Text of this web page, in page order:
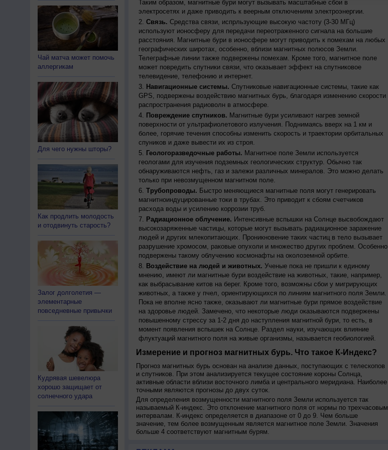
Чай матча может помочь
аллергикам
Для чего нужны шторы?
Как продлить молодость
и отодвинуть старость?
Залог долголетия —
элементарные
повседневные привычки
Кудрявая шевелюра
хорошо защищает от
солнечного удара
Таким образом, магнитные бури могут вызывать масштабные сбои в
электросетях и даже приводить к веерным отключениям электроэнергии.
Связь. Средства связи, испрльзующие высокую частоту (3-30 МГц)
используют ионосферу для передачи переотраженного сигнала на большие
расстояния. Магнитные бури в ионосфере могут приводить к помехам на любых
географических широтах, особенно, вблизи магнитных полюсов Земли.
Телеграфные линии также подвержены помехам. Кроме того, магнитное поле
может повредить спутники связи, что оказывает эффект на спутниковое
телевидение, телефонию и интернет.
Навигационные системы. Спутниковые навигационные системы, такие как
GPS, подвержены воздействию магнитных бурь, благодаря изменению скорости
распространения радиоволн в атмосфере.
Повреждение спутников. Магнитные бури усиливают нагрев земной
поверхности от ультрафиолетового излучения. Поднимаясь вверх на 1 км и
более, горячие течения способны изменить скорость и траектории орбитальных
спуников и даже вывести их из строя.
Геологоразведочные работы. Магнитное поле Земли используется
геологами для изучения подземных геологических структур. Обычно так
обнаруживаются нефть, газ и залежи различных минералов. Это можно делать
только при невозмущенном магнитном поле.
Трубопроводы. Быстро меняющиеся магнитные поля могут генерировать
магнитноиндуцированные токи в трубах. Это приводит к сбоям счетчиков
расхода воды и усилению коррозии труб.
Радиационное облучение. Интенсивные вспышки на Солнце высвобождают
высокозаряженные частицы, которые могут вызывать радиационное заражение
людей и других млекопитающих. Проникновение таких частиц в тело вызывает
разрушение хромосом, раковые опухоли и множество других проблем. Особенно
подвержены такому облучению космонафты на околоземной орбите.
Воздействие на людей и животных. Ученые пока не пришли к единому
мнению, имеют ли магнитные бури воздействие на животных, такие, например,
как выбрасывание китов на берег. Кроме того, возможны сбои у мигрирующих
животных, а также у пчел, ориентирующихся по линиям магнитного поля Земли.
Пока не вполне ясно также, оказывают ли магнитные бури прямое воздействие
на здоровье людей. Замечено, что некоторые люди оказываются подвержены
повышенному стрессу за 1-2 дня до наступления магнитной бури, то есть, в
момент появления вспышек на Солнце. Раздел науки, изучающих влияние
флуктуаций магнитного поля на живые организмы, называется геобиологией.
Измерение и прогноз магнитных бурь. Что такое К-Индекс?
Прогноз магнитных бурь основан на анализе данных, поступающих с телескопов
и спутников. При этом анализируется текущее состояние короны Солнца,
активные области вблизи восточного лимба и центрального меридиана. Наиболее
точными являются прогнозы до двух суток.
Для определения возмущенности магнитного поля Земли используется так
называемый К-индекс. Это отклонение магнитного поля от нормы по трехчасовым
интервалам. К-индекс определяется в диапазоне от 0 до 9. Чем больше
значение, тем более возмущенным является магнитное поле Земли. Значения
больше 4 соответствуют магнитным бурям.